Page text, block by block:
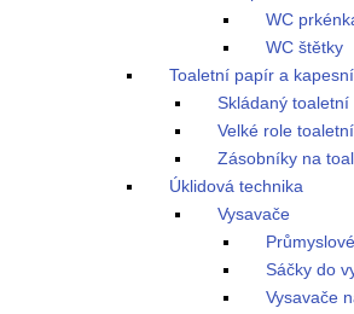
WC
WC štětky
Toaletní papír a
Skládaný
Velké role
Zásobníky na
Úklidová technika
Vysavače
Sáčky do
Vysavače